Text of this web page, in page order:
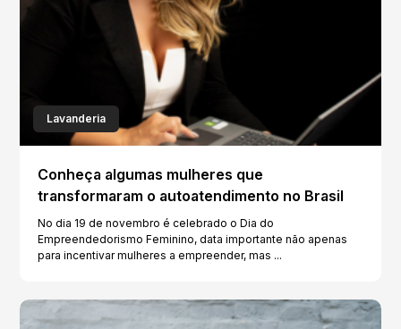
Lavanderia
Conheça algumas mulheres que
transformaram o autoatendimento no Brasil
No dia 19 de novembro é celebrado o Dia do
Empreendedorismo Feminino, data importante não apenas
para incentivar mulheres a empreender, mas ...